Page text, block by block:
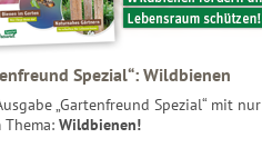
Spezial“: Wildbienen
„Gartenfreund Spezial“ mit nur
Thema: Wildbienen!